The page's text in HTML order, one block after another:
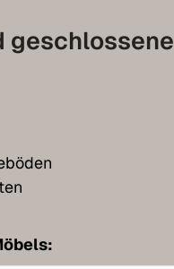
geschlossene